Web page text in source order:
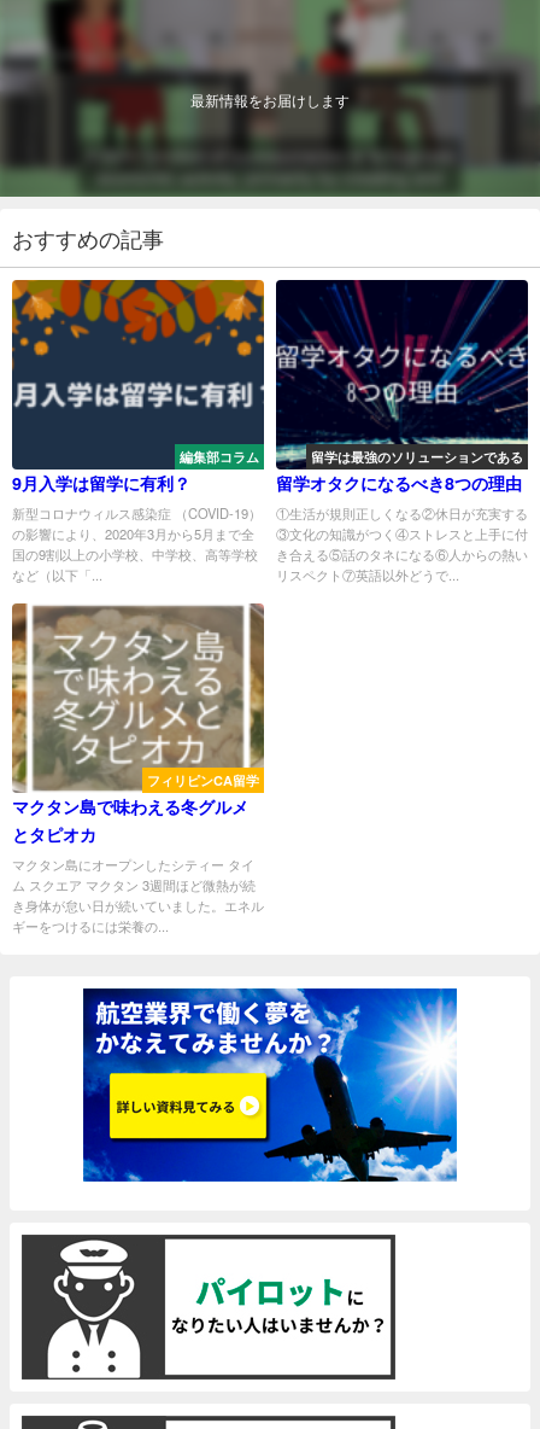
最新情報をお届けします
おすすめの記事
編集部コラム
9月入学は留学に有利？
新型コロナウィルス感染症 （COVID-19）
の影響により、2020年3月から5月まで全
国の9割以上の小学校、中学校、高等学校
など（以下「...
留学は最強のソリューションである
留学オタクになるべき8つの理由
①生活が規則正しくなる②休日が充実する
③文化の知識がつく④ストレスと上手に付
き合える⑤話のタネになる⑥人からの熱い
リスペクト⑦英語以外どうで...
フィリピンCA留学
マクタン島で味わえる冬グルメ
とタピオカ
マクタン島にオープンしたシティー タイ
ム スクエア マクタン 3週間ほど微熱が続
き身体が怠い日が続いていました。エネル
ギーをつけるには栄養の...